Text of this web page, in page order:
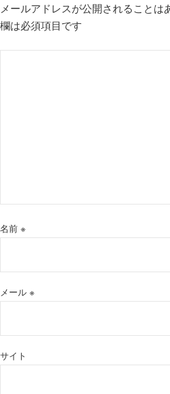
メールアドレスが公開されることは
欄は必須項目です
名前 ※
メール ※
サイト